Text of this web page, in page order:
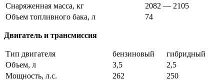
Снаряженная масса, кг
2082 — 2105
Объем топливного бака, л
74
Двигатель и трансмиссия
Тип двигателя бензиновый
гибридный
Объем, л
3,5
2,5
Мощность, л.с.
262
250